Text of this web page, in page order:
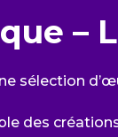
–
sélection
des